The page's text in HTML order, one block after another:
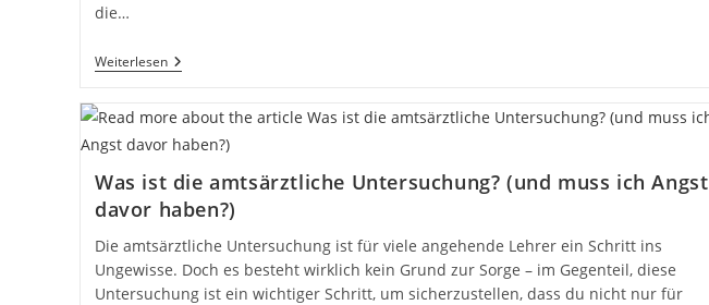
die…
Weiterlesen
Was ist die amtsärztliche Untersuchung? (und muss ich Angst
davor haben?)
Die amtsärztliche Untersuchung ist für viele angehende Lehrer ein Schritt ins
Ungewisse. Doch es besteht wirklich kein Grund zur Sorge – im Gegenteil, diese
Untersuchung ist ein wichtiger Schritt, um sicherzustellen, dass du nicht nur für